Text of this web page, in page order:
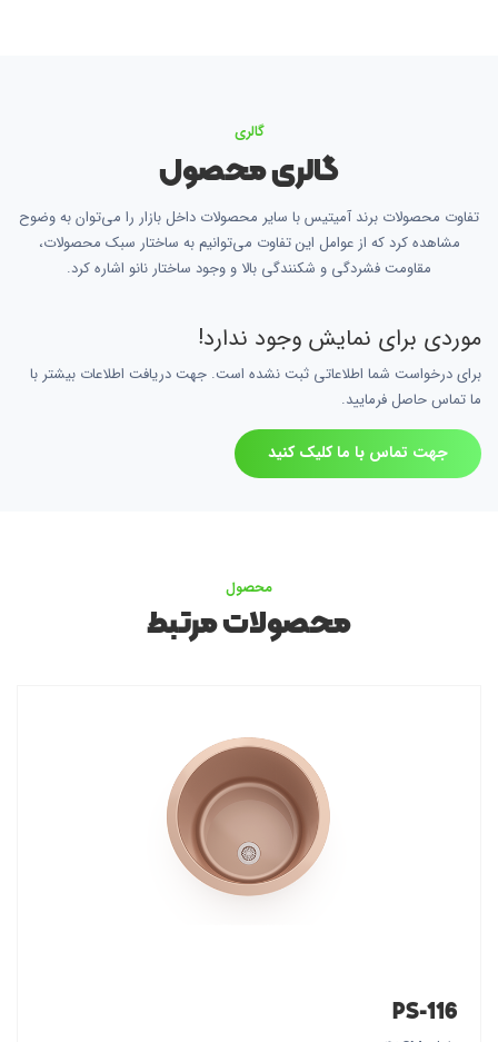
گالری
گالری محصول
تفاوت محصولات برند آمیتیس با سایر محصولات داخل بازار را می‌توان به وضوح
مشاهده کرد که از عوامل این تفاوت می‌توانیم به ساختار سبک محصولات،
مقاومت فشردگی و شکنندگی بالا و وجود ساختار نانو اشاره کرد.
موردی برای نمایش وجود ندارد!
برای درخواست شما اطلاعاتی ثبت نشده است. جهت دریافت اطلاعات بیشتر با
ما تماس حاصل فرمایید.
جهت تماس با ما کلیک کنید
محصول
محصولات مرتبط
PS-116